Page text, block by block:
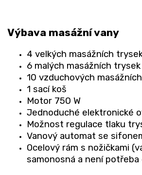
Výbava masážní vany
4 velkých masážních
6 malých masážních trysek
10 vzduchových
1 sací koš
Motor 750 W
Jednoduché elektronické
Možnost regulace tlaku
Vanový automat se
Ocelový rám s nožičkami
samonosná a není potřeba